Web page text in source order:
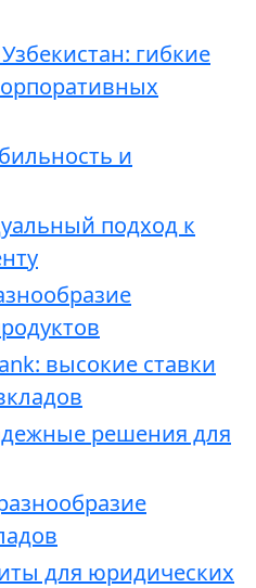
гибкие
и
подход к
высокие ставки
решения для
для юридических